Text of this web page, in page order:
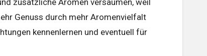
zusätzliche Aromen versäumen, weil
Genuss durch mehr Aromenvielfalt
kennenlernen und eventuell für